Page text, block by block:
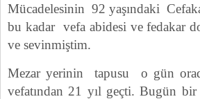
Mücadelesinin 92 yaşındaki
bu kadar vefa abidesi ve fedakar
ve sevinmiştim.
Mezar yerinin tapusu o gün
vefatından 21 yıl geçti. Bugün